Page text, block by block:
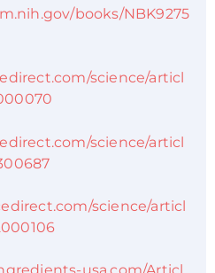
books/NBK9275
science/articl
science/articl
science/articl